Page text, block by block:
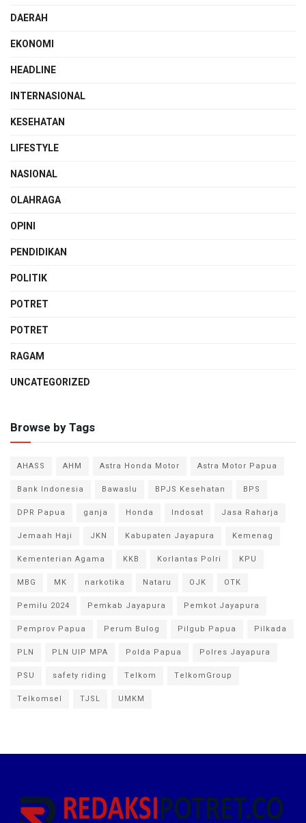
DAERAH
EKONOMI
HEADLINE
INTERNASIONAL
KESEHATAN
LIFESTYLE
NASIONAL
OLAHRAGA
OPINI
PENDIDIKAN
POLITIK
POTRET
POTRET
RAGAM
UNCATEGORIZED
Browse by Tags
AHASS AHM Astra Honda Motor
Astra Motor Papua
Bank Indonesia
Bawaslu BPJS Kesehatan
BPS
DPR Papua
ganja Honda Indosat
Jasa Raharja
Jemaah Haji
JKN Kabupaten Jayapura
Kemenag
Kementerian Agama
KKB Korlantas Polri
KPU
MBG
MK narkotika Nataru OJK
OTK
Pemilu 2024
Pemkab Jayapura
Pemkot Jayapura
Pemprov Papua
Perum Bulog Pilgub Papua
Pilkada
PLN
PLN UIP MPA Polda Papua
Polres Jayapura
PSU
safety riding Telkom
TelkomGroup
Telkomsel
TJSL UMKM